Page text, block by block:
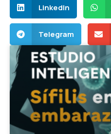
LinkedIn
Telegram